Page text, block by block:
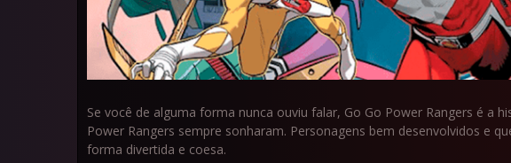
Se você de alguma forma nunca ouviu falar, Go Go Power Rangers é a
Power Rangers sempre sonharam. Personagens bem desenvolvidos e
forma divertida e coesa.